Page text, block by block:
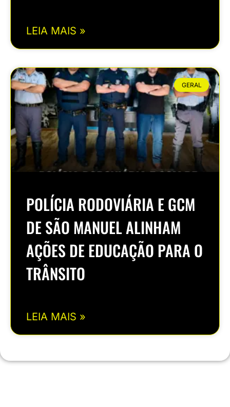
LEIA MAIS »
GERAL
POLÍCIA RODOVIÁRIA E GCM
DE SÃO MANUEL ALINHAM
AÇÕES DE EDUCAÇÃO PARA O
TRÂNSITO
LEIA MAIS »